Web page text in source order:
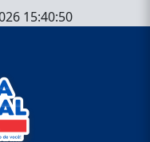
15:40:50